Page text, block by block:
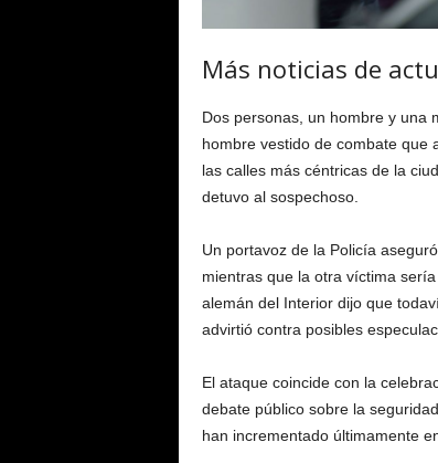
Más noticias de
Dos personas, un hombre y una
hombre vestido de combate que
las calles más céntricas de la
detuvo al sospechoso.
Un portavoz de la Policía
mientras que la otra víctima
alemán del Interior dijo que
advirtió contra posibles
El ataque coincide con la
debate público sobre la
han incrementado últimamente